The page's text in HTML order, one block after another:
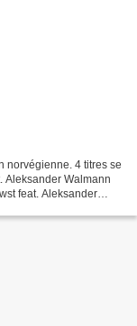
norvégienne. 4 titres se
Aleksander Walmann
feat. Aleksander